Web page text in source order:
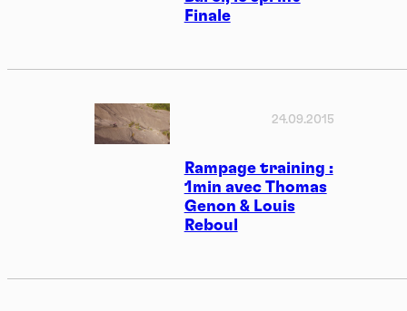
Finale
Rampage training :
1min avec Thomas
Genon & Louis
Reboul
24.09.2015